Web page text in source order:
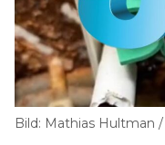
Bild: Mathias Hultman